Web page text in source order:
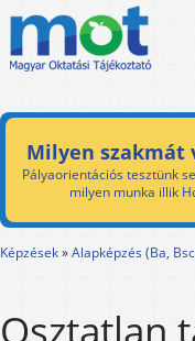
Milyen szakmát
Pályaorientációs tesztünk
milyen munka illik
Képzések»Alapképzés (Ba,
Osztatlan